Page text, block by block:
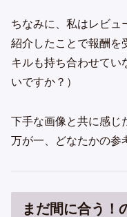
ちなみに、私はレビュ
紹介したことで報酬を
キルも持ち合わせてい
いですか？）
下手な画像と共に感じ
万が一、どなたかの参
まだ間に合う！